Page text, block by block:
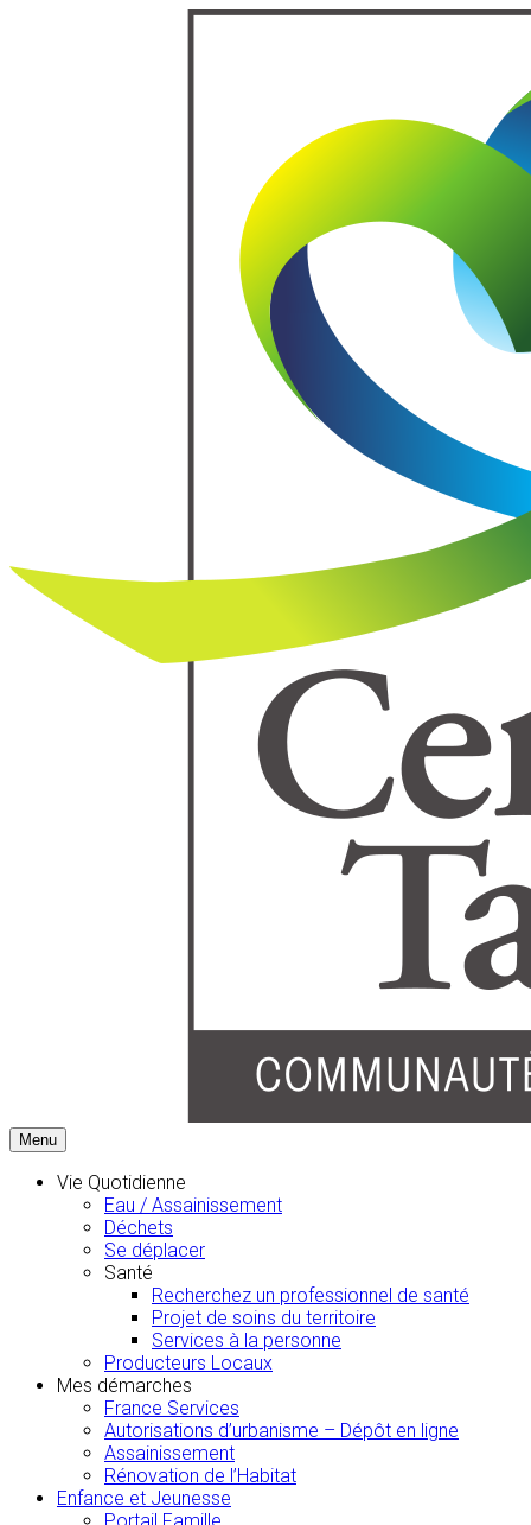
Menu
Vie Quotidienne
Eau / Assainissement
Déchets
Se déplacer
Santé
Recherchez un professionnel de santé
Projet de soins du territoire
Services à la personne
Producteurs Locaux
Mes démarches
France Services
Autorisations d’urbanisme – Dépôt en ligne
Assainissement
Rénovation de l’Habitat
Enfance et Jeunesse